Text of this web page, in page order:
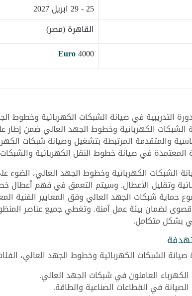
25 - 29 ابريل 2027
القاهرة (مصر)
4000
Euro
التدريبية في صيانة الشبكات الكهربائية وخطوط
الشبكات الكهربائية وخطوط الجهد العالي ضمن
والمتقدمة المرتبطة بتشغيل وصيانة شبكات
المعتمدة في صيانة خطوط النقل الكهربائية والشبكات
الشبكات الكهربائية وخطوط الجهد العالي، الضوء
وتقليل الأعطال. وسيتم التعمق في فهم أعطال
حماية شبكات الجهد العالي وفق المعايير الفنية
قصوى لضمان بيئة عمل آمنة. وتغطي جميع عناصر
بشكل متكامل.
الشبكات الكهربائية وخطوط الجهد العالي،
العاملون في شبكات الجهد العالي.
في القطاعات الصناعية والطاقة.